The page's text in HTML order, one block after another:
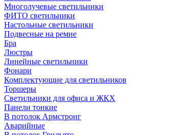
Многолучевые светильники
ФИТО светильники
Настольные светильники
Подвесные на ремне
Бра
Люстры
Линейные светильники
Фонари
Комплектующие для светильников
Торшеры
Светильники для офиса и ЖКХ
Панели тонкие
В потолок Армстронг
Аварийные